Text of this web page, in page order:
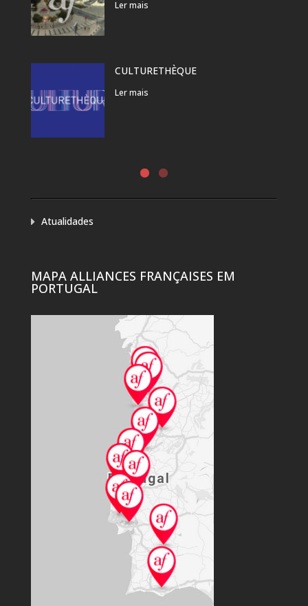
Ler mais
CULTURETHÈQUE
Ler mais
Atualidades
MAPA ALLIANCES FRANÇAISES EM
PORTUGAL